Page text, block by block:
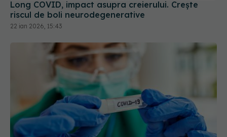
Long COVID, impact asupra creierului. Crește
riscul de boli neurodegenerative
22 ian 2026, 15:43